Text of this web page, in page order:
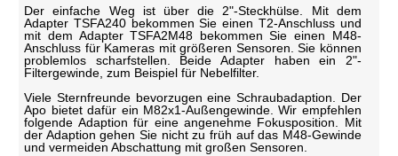
Der einfache Weg ist über die 2"-Steckhülse. Mit dem
Adapter TSFA240 bekommen Sie einen T2-Anschluss und
mit dem Adapter TSFA2M48 bekommen Sie einen M48-
Anschluss für Kameras mit größeren Sensoren. Sie können
problemlos scharfstellen. Beide Adapter haben ein 2"-
Filtergewinde, zum Beispiel für Nebelfilter.
Viele Sternfreunde bevorzugen eine Schraubadaption. Der
Apo bietet dafür ein M82x1-Außengewinde. Wir empfehlen
folgende Adaption für eine angenehme Fokusposition. Mit
der Adaption gehen Sie nicht zu früh auf das M48-Gewinde
und vermeiden Abschattung mit großen Sensoren.